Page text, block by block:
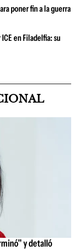
poner fin a la guerra
en Filadelfia: su
y detalló